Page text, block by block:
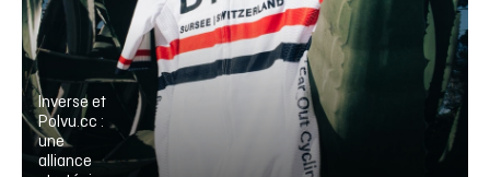
Inverse et
Polvu.cc :
une
alliance